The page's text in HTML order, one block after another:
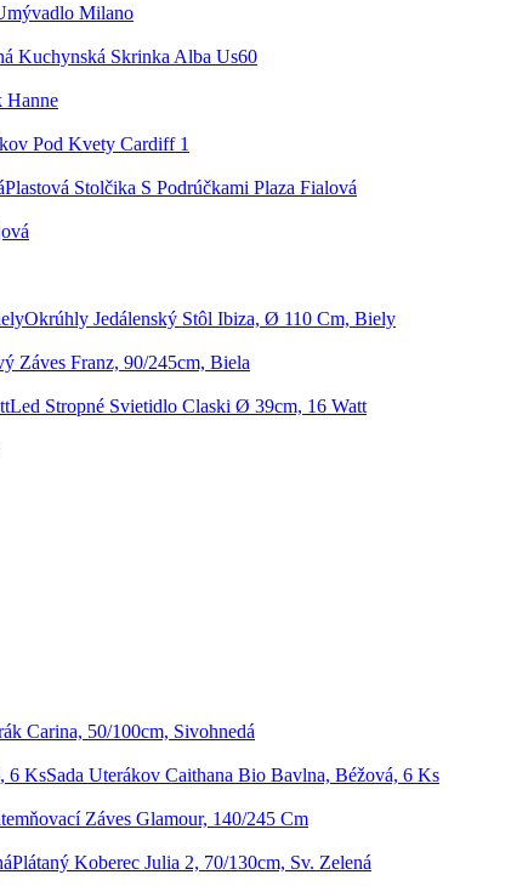
Milano
Kuchynská Skrinka Alba Us60
Hanne
Pod Kvety Cardiff 1
Plastová Stolčika S Podrúčkami Plaza Fialová
Okrúhly Jedálenský Stôl Ibiza, Ø 110 Cm, Biely
Záves Franz, 90/245cm, Biela
Led Stropné Svietidlo Claski Ø 39cm, 16 Watt
Carina, 50/100cm, Sivohnedá
Sada Uterákov Caithana Bio Bavlna, Béžová, 6 Ks
Záves Glamour, 140/245 Cm
Plátaný Koberec Julia 2, 70/130cm, Sv. Zelená